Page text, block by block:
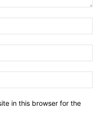
in this browser for the